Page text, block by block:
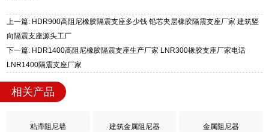
上一篇: HDR900高阻尼橡胶隔震支座多少钱 铅芯夹层橡胶隔震支座厂家 建筑竖
向隔震支座源头工厂
下一篇: HDR1400高阻尼橡胶隔震支座生产厂家 LNR300橡胶支座厂家电话
LNR1400隔震支座厂家
相关产品
粘滞阻尼墙 建筑金属阻尼器 金属阻尼器